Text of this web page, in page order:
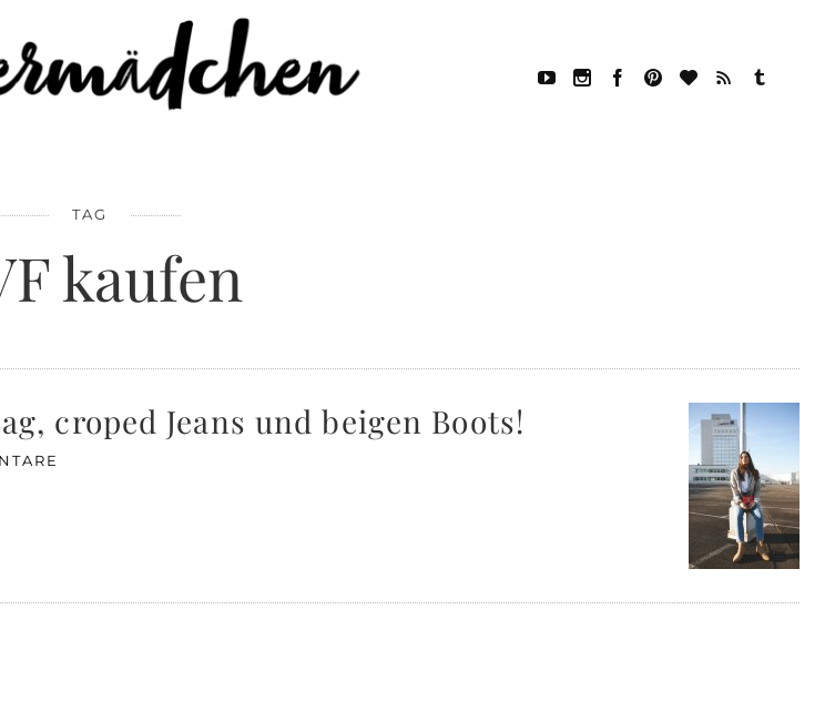
TAG
kaufen
croped Jeans und beigen Boots!